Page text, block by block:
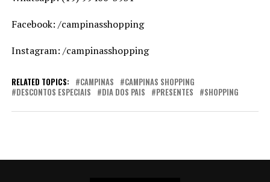
Facebook: /campinasshopping
Instagram: /campinasshopping
RELATED TOPICS: CAMPINAS
CAMPINAS SHOPPING
DESCONTOS ESPECIAIS
DIA DOS PAIS PRESENTES SHOPPING